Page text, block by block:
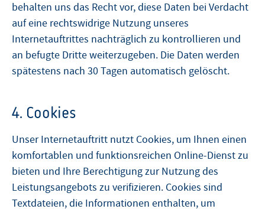
behalten uns das Recht vor, diese Daten bei Verdacht
auf eine rechtswidrige Nutzung unseres
Internetauftrittes nachträglich zu kontrollieren und
an befugte Dritte weiterzugeben. Die Daten werden
spätestens nach 30 Tagen automatisch gelöscht.
4. Cookies
Unser Internetauftritt nutzt Cookies, um Ihnen einen
komfortablen und funktionsreichen Online-Dienst zu
bieten und Ihre Berechtigung zur Nutzung des
Leistungsangebots zu verifizieren. Cookies sind
Textdateien, die Informationen enthalten, um